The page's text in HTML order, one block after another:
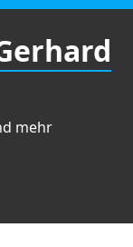
mehr